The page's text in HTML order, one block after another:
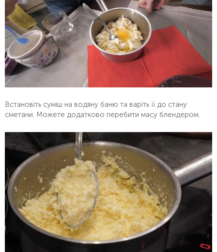
Встановіть суміш на водяну баню та варіть її до стану
сметани. Можете додатково перебити масу блендером.